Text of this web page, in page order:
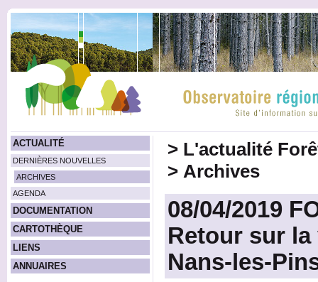
ACTUALITÉ
DERNIÈRES NOUVELLES
ARCHIVES
AGENDA
DOCUMENTATION
CARTOTHÈQUE
LIENS
ANNUAIRES
> L'actualité
> Archives
08/04/2019
Retour sur
Nans-les-